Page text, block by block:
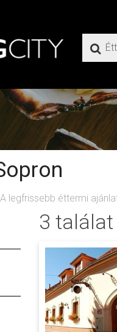
legfrissebb éttermi
3 találat